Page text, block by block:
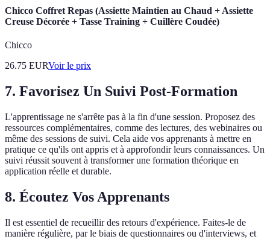
Chicco Coffret Repas (Assiette Maintien au Chaud + Assiette
Creuse Décorée + Tasse Training + Cuillère Coudée)
Chicco
26.75 EURVoir le prix
7. Favorisez Un Suivi Post-Formation
L'apprentissage ne s'arrête pas à la fin d'une session. Proposez des
ressources complémentaires, comme des lectures, des webinaires ou
même des sessions de suivi. Cela aide vos apprenants à mettre en
pratique ce qu'ils ont appris et à approfondir leurs connaissances. Un
suivi réussit souvent à transformer une formation théorique en
application réelle et durable.
8. Écoutez Vos Apprenants
Il est essentiel de recueillir des retours d'expérience. Faites-le de
manière régulière, par le biais de questionnaires ou d'interviews, et